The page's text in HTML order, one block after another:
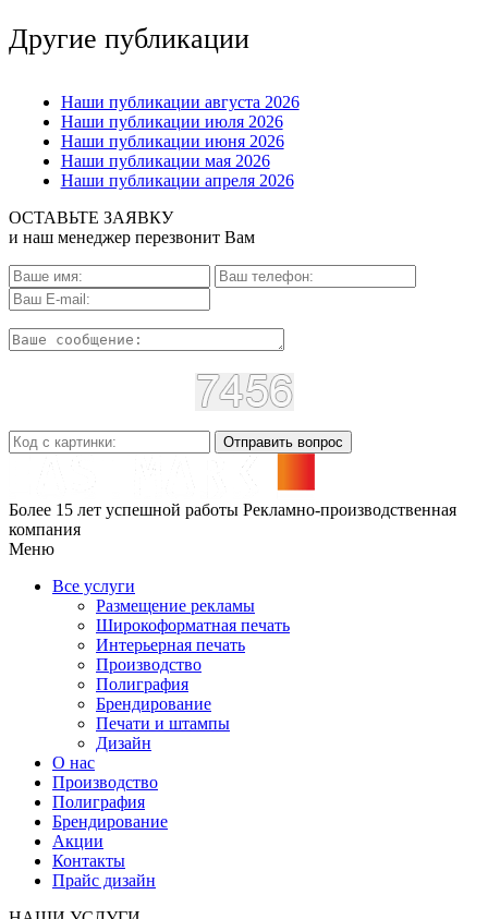
Другие публикации
Наши публикации августа 2026
Наши публикации июля 2026
Наши публикации июня 2026
Наши публикации мая 2026
Наши публикации апреля 2026
ОСТАВЬТЕ ЗАЯВКУ
и наш менеджер перезвонит Вам
Отправить вопрос
Более 15 лет успешной работы Рекламно-производственная
компания
Меню
Все услуги
Размещение рекламы
Широкофoрматная печать
Интерьерная печать
Производство
Полиграфия
Брендирование
Печати и штампы
Дизайн
О нас
Производство
Полиграфия
Брендирование
Акции
Контакты
Прайс дизайн